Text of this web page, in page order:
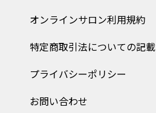
オンラインサロン利用規約
特定商取引法についての記載
プライバシーポリシー
お問い合わせ